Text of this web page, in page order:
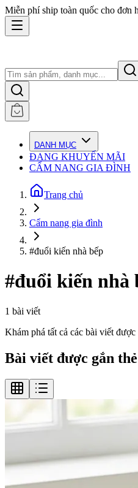
Miễn phí ship toàn quốc cho đơn
DANH MỤC
ĐANG KHUYẾN MÃI
CẨM NANG GIA ĐÌNH
Trang chủ
Cẩm nang gia đình
#đuổi kiến nhà bếp
#đuổi kiến nhà
1 bài viết
Khám phá tất cả các bài viết được
Bài viết được gắn thẻ